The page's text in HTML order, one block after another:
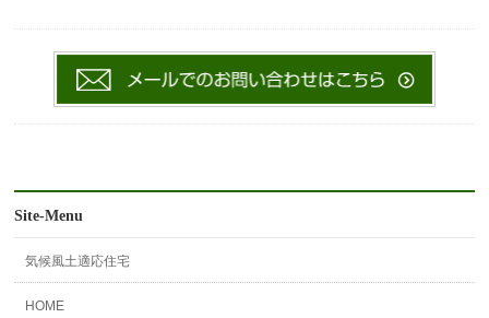
Site-Menu
気候風土適応住宅
HOME